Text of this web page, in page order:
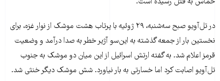
در تل‌آویو صبح سه‌شنبه، ۲۹ ژوئیه با پرتاب هشت موشک از نوار غزه، برای
نخستین بار از جمعه گذشته به این‌سو آژیر خطر به صدا درآمد و وضعیت
قرمز اعلام شد. به گفته ارتش اسرائیل از این میان دو موشک به جنوب
تل‌آویو اصابت کرد اما خسارتی به بار نیاورد. شش موشک دیگر خنثی شد.